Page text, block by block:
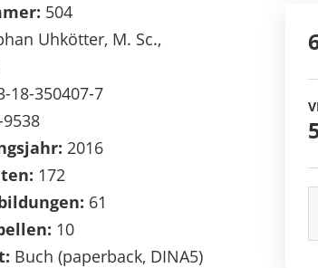
504
Uhkötter, M. Sc.,
18-350407-7
2016
172
61
10
Buch (paperback, DINA5)